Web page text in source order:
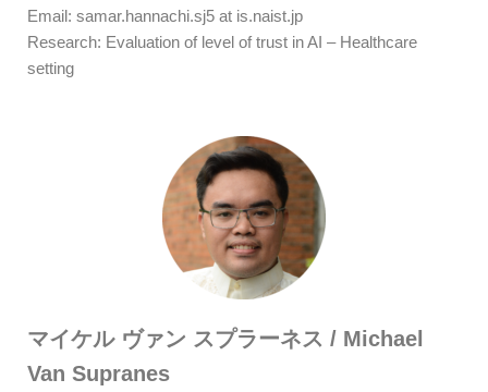
Email: samar.hannachi.sj5 at is.naist.jp
Research: Evaluation of level of trust in AI – Healthcare
setting
マイケル ヴァン スプラーネス / Michael
Van Supranes